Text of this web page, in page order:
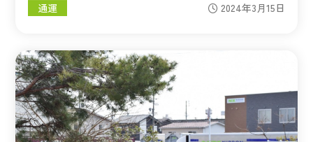
通運 2024年3月15日